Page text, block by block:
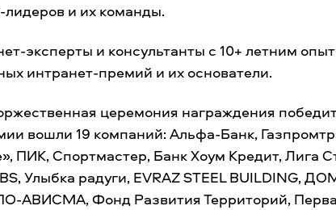
и их команды.
эксперты и консультанты с 10+ летним
интранет-премий и их основатели.
церемония награждения
вошли 19 компаний: Альфа-Банк,
ПИК, Спортмастер, Банк Хоум Кредит, Лига
Улыбка радуги, EVRAZ STEEL BUILDING,
АВИСМА, Фонд Развития Территорий,